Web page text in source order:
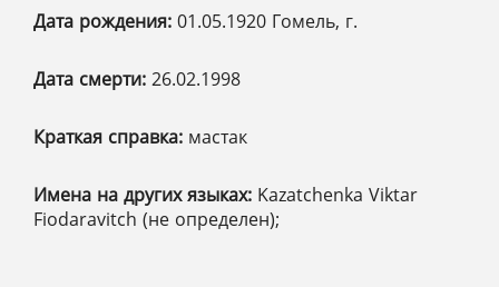
Дата рождения: 01.05.1920 Гомель, г.
Дата смерти: 26.02.1998
Краткая справка: мастак
Имена на других языках: Kazatchenka Viktar
Fiodaravitch (не определен);